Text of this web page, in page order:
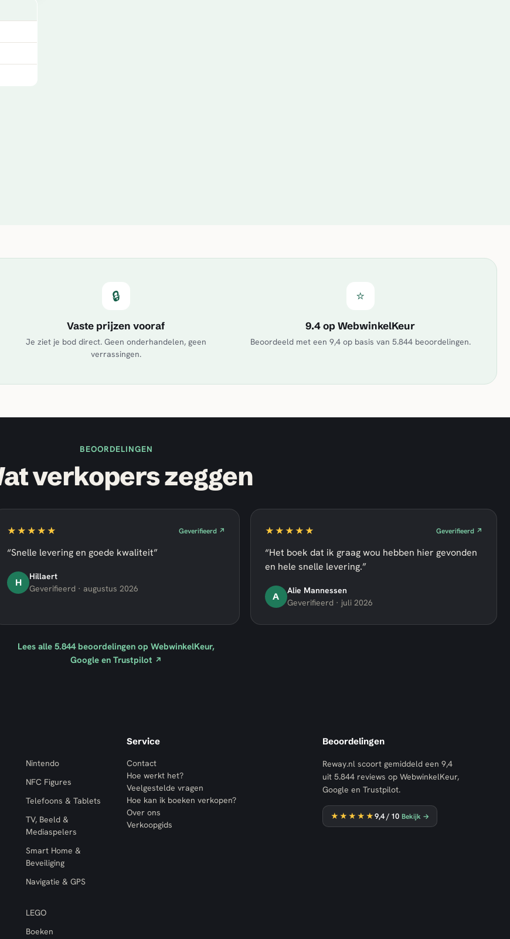
🔒
Vaste prijzen vooraf
Je ziet je bod direct. Geen onderhandelen, geen
verrassingen.
⭐
9.4 op WebwinkelKeur
Beoordeeld met een 9,4op basis van 5.844beoordelingen.
BEOORDELINGEN
verkopers zeggen
★★★★★ Geverifieerd ↗
“Snelle levering en goede kwaliteit”
H
Hillaert
Geverifieerd · augustus 2026
★★★★★ Geverifieerd ↗
“Het boek dat ik graag wou hebben hier gevonden
en hele snelle levering.”
A
Alie Mannessen
Geverifieerd · juli 2026
Lees alle 5.844beoordelingen op WebwinkelKeur,
Google en Trustpilot ↗
Nintendo
NFC Figures
Telefoons & Tablets
TV, Beeld &
Mediaspelers
Smart Home &
Beveiliging
Navigatie & GPS
LEGO
Boeken
Service
Contact
Hoe werkt het?
Veelgestelde vragen
Hoe kan ik boeken verkopen?
Over ons
Verkoopgids
Beoordelingen
Reway.nl scoort gemiddeld een 9,4
uit 5.844 reviews op WebwinkelKeur,
Google en Trustpilot.
★★★★★9,4/ 10 Bekijk →